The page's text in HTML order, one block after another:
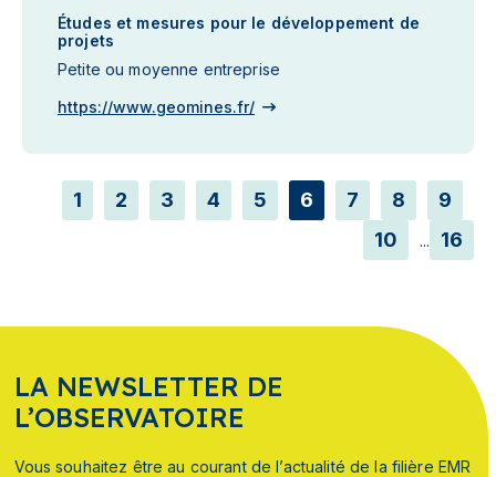
Études et mesures pour le développement de
projets
Petite ou moyenne entreprise
https://www.geomines.fr/
1 2 3 4 5 6 7 8
9
10
... 16
LA NEWSLETTER DE
L’OBSERVATOIRE
Vous souhaitez être au courant de l’actualité de la filière EMR